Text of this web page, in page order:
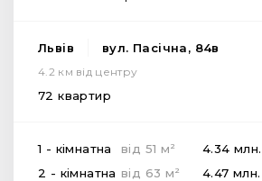
Львів вул. Пасічна, 84в
4.2 км від центру
72 квартир
1 - кімнатна від 51 м 2 4.34 млн.
2 - кімнатна від 63 м 2 4.47 млн.